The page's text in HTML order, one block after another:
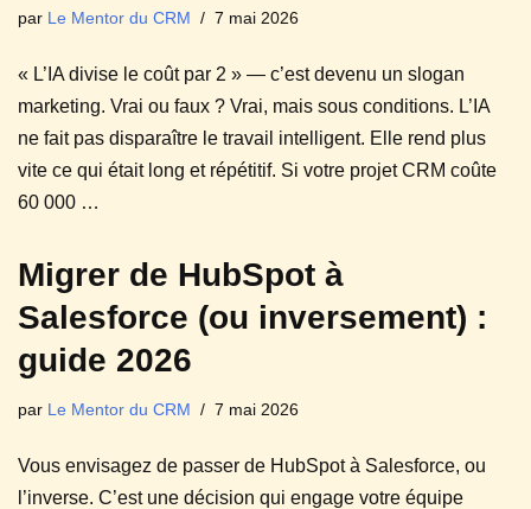
par Le Mentor du CRM 7 mai 2026
« L’IA divise le coût par 2 » — c’est devenu un slogan
marketing. Vrai ou faux ? Vrai, mais sous conditions. L’IA
ne fait pas disparaître le travail intelligent. Elle rend plus
vite ce qui était long et répétitif. Si votre projet CRM coûte
60 000 …
Migrer de HubSpot à
Salesforce (ou inversement) :
guide 2026
par Le Mentor du CRM 7 mai 2026
Vous envisagez de passer de HubSpot à Salesforce, ou
l’inverse. C’est une décision qui engage votre équipe